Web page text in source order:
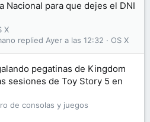
Nacional para que dejes el DNI
X
OS X
Ayer a las 12:32
pegatinas de Kingdom
sesiones de Toy Story 5 en
de consolas y juegos